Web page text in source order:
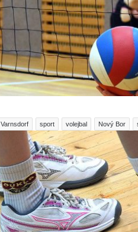
Varnsdorf sport volejbal Nový Bor